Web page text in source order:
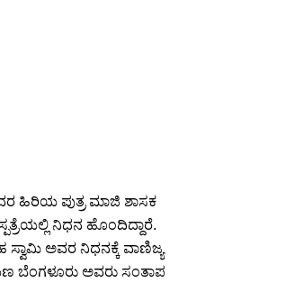
ಹಿರಿಯ ಪುತ್ರ ಮಾಜಿ ಶಾಸಕ
ನಿಧನ ಹೊಂದಿದ್ದಾರೆ.
ಅವರ ನಿಧನಕ್ಕೆ ವಾಣಿಜ್ಯ
ಬೆಂಗಳೂರು ಅವರು ಸಂತಾಪ